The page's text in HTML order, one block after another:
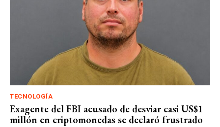
TECNOLOGÍA
Exagente del FBI acusado de desviar casi US$1
millón en criptomonedas se declaró frustrado